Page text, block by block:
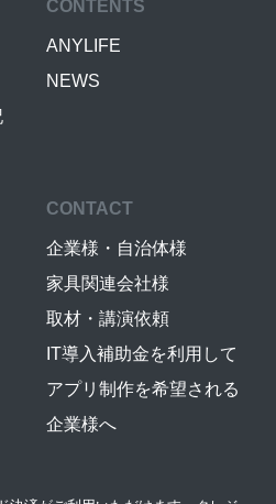
CONTENTS
ANYLIFE
NEWS
CONTACT
企業様・自治体様
家具関連会社様
取材・講演依頼
IT導入補助金を利用して
アプリ制作を希望される
企業様へ